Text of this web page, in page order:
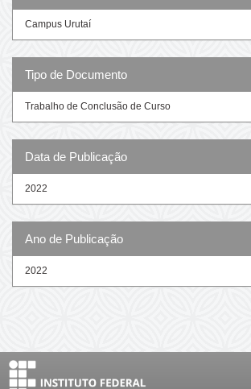
Campus Urutaí
Tipo de Documento
Trabalho de Conclusão de Curso
Data de Publicação
2022
Ano de Publicação
2022